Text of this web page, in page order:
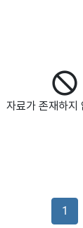
자료가 존재하지
1